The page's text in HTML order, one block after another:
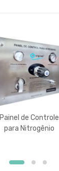
Painel de Controle
para Nitrogênio